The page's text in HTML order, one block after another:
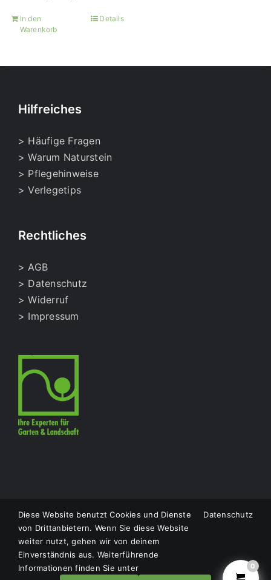
In den
Warenkorb
Details
Hilfreiches
> Häufige Fragen
> Warum Naturstein
> Pflegehinweise
> Verlegetips
Rechtliches
> AGB
> Datenschutz
> Widerruf
> Impressum
© Copyright 2026 | LS Natursteine |
Datenschutzerklärung
| Designed by
Photography
0
Diese Website benutzt Cookies und Dienste
von Drittanbietern. Wenn Sie diese Website
weiter nutzt, gehen wir von deinem
Einverständnis aus. Weiterführende
Informationen finden Sie unter
Datenschutz